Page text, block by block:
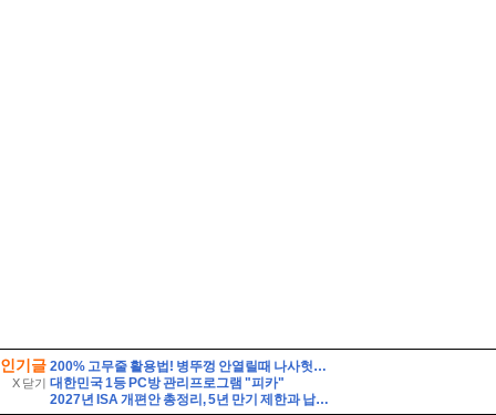
인기글
X 닫기
200% 고무줄 활용법! 병뚜껑 안열릴때 나사헛돌때 논슬립옷걸이 전선정리 사용 팁
대한민국 1등 PC방 관리프로그램 "피카"
2027년 ISA 개편안 총정리, 5년 만기 제한과 납입한도 이월 폐지